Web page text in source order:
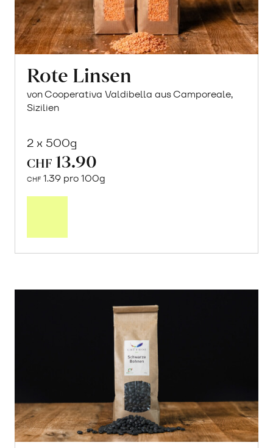
Rote Linsen
von Cooperativa Valdibella aus Camporeale,
Sizilien
2 x 500g
CHF 13.90
CHF 1.39 pro 100g